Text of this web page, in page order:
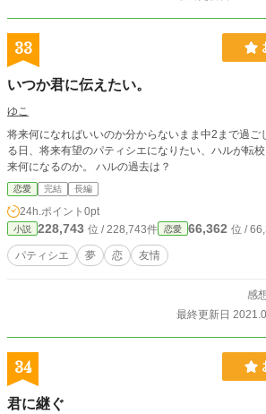
33
いつか君に伝えたい。
ゆこ
将来何になればいいのか分からないまま中2まで過ご
る日、将来有望のパティシエになりたい、ハルが転
来何になるのか。 ハルの過去は？
恋愛 完結 長編
24h.ポイント 0pt
小説 228,743 位 / 228,743件 恋愛 66,362 位 /
パティシエ 夢 恋 友情
感
最終更新日
34
君に継ぐ